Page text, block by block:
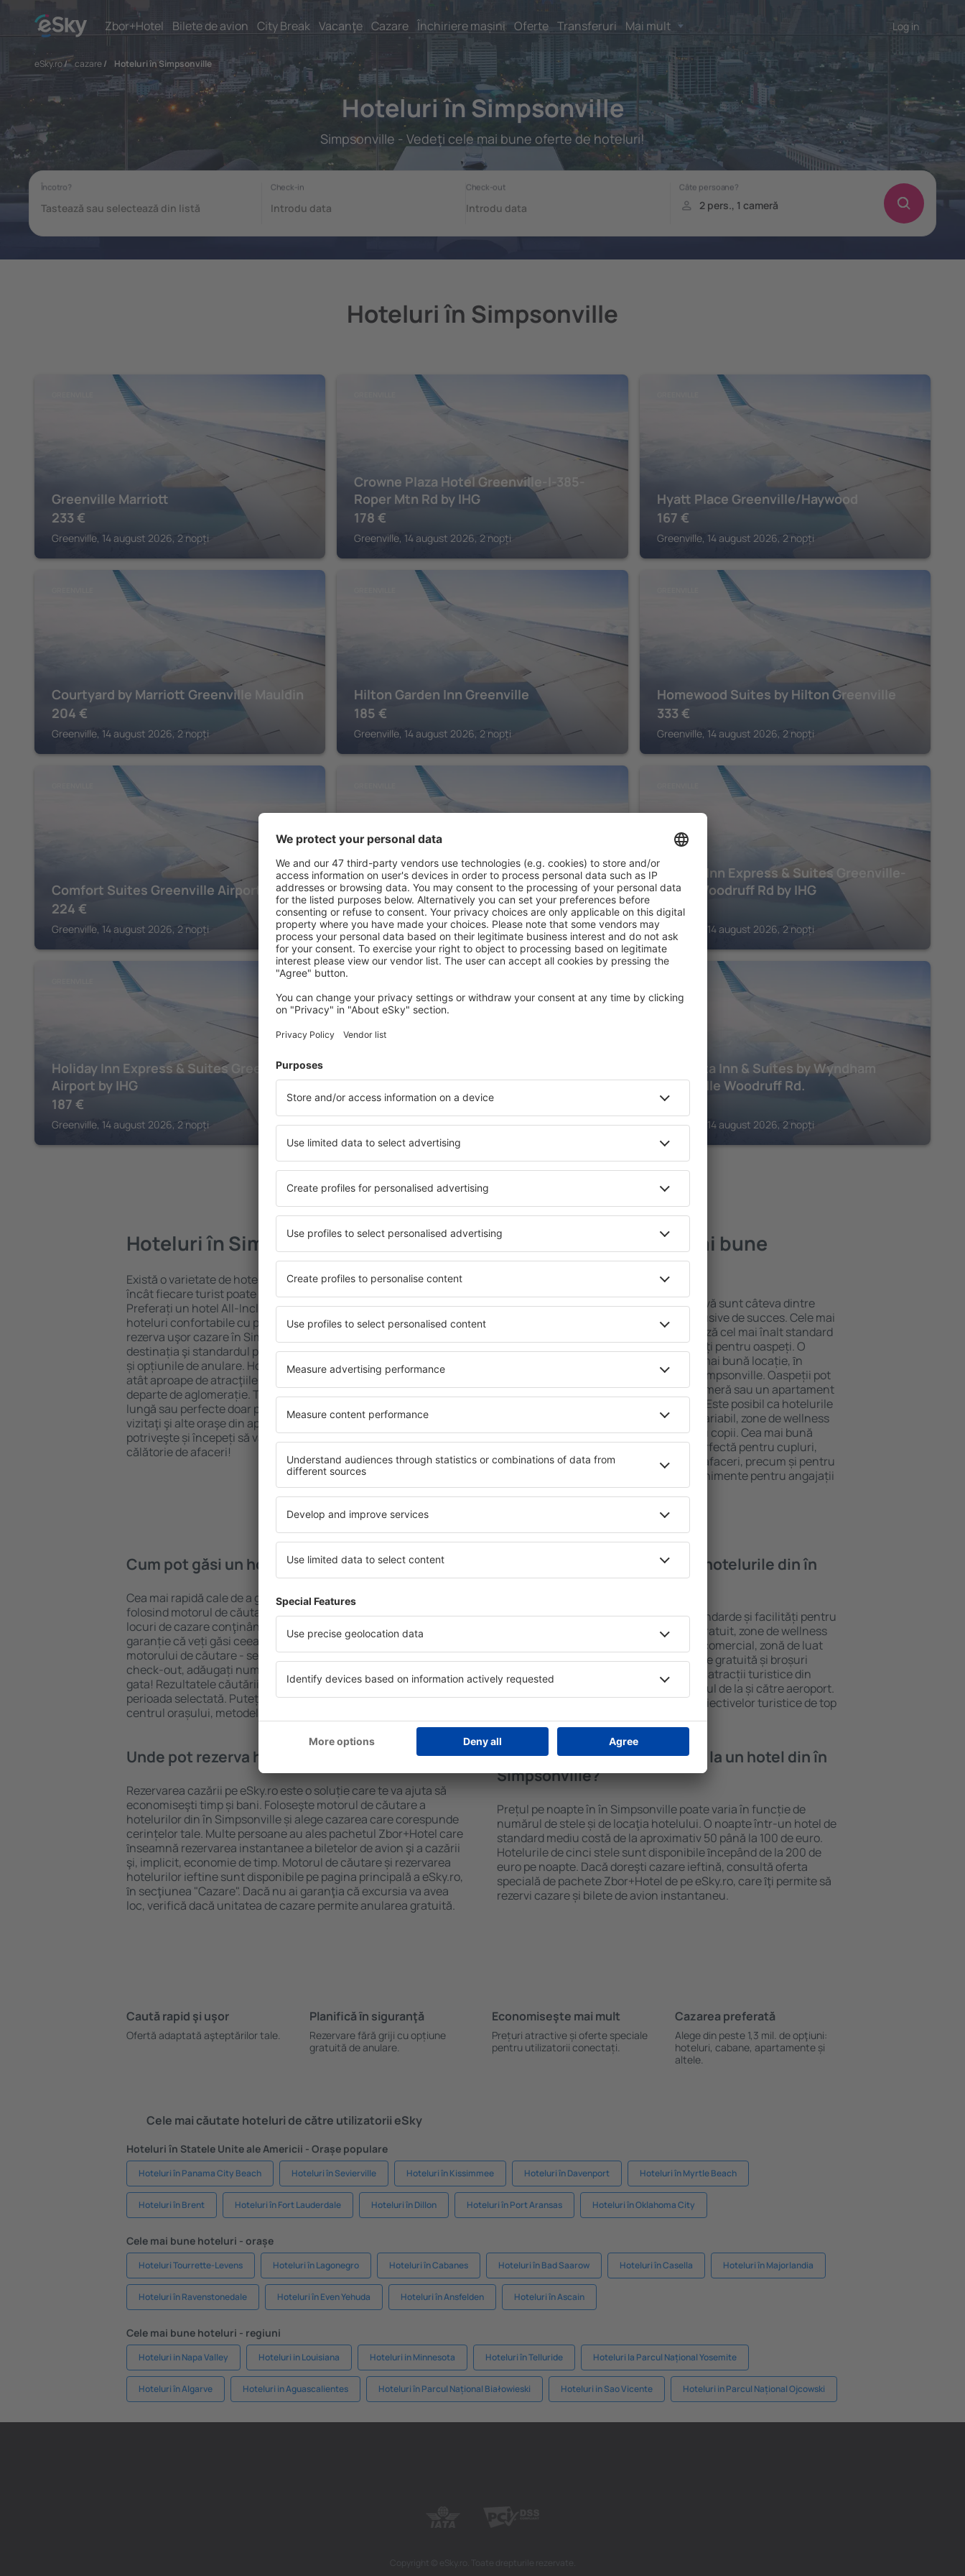
Zbor+Hotel Bilete de avion City Break Vacanţe Cazare Închiriere mașini Oferte Transferuri Mai mult Log in
eSky.ro/ cazare/ Hoteluri în Simpsonville
Hoteluri în Simpsonville
Simpsonville - Vedeţi cele mai bune oferte de hoteluri!
Hoteluri în Simpsonville
Greenville Marriott
233 €
Greenville, 14 august 2026, 2 nopți
Crowne Plaza Hotel Greenville-I-385-
Roper Mtn Rd by IHG
178 €
Greenville, 14 august 2026, 2 nopți
Hyatt Place Greenville/Haywood
167 €
Greenville, 14 august 2026, 2 nopți
Courtyard by Marriott Greenville Mauldin
204 €
Greenville, 14 august 2026, 2 nopți
Hilton Garden Inn Greenville
185 €
Greenville, 14 august 2026, 2 nopți
Homewood Suites by Hilton Greenville
333 €
Greenville, 14 august 2026, 2 nopți
Comfort Suites Greenville Airport
224 €
Greenville, 14 august 2026, 2 nopți
Hampton Inn Greenville I-385 - Woodruff
Rd.
189€
Greenville, 14 august 2026, 2 nopți
Holiday Inn Express & Suites Greenville-
I-85 & Woodruff Rd by IHG
237€
Greenville, 14 august 2026, 2 nopți
Holiday Inn Express & Suites Greenville
Airport by IHG
187 €
Greenville, 14 august 2026, 2 nopți
Greenville Woodruff Rd
154€
Greenville, 14 august 2026, 2 nopți
La Quinta Inn & Suites by Wyndham
Greenville Woodruff Rd.
201
Greenville, 14 august 2026, 2 nopți
Vedeți mai multe hoteluri în Simpsonville
Hoteluri în Simpsonville
Există o varietate de hoteluri disponibile în Simpsonville, astfel
încât fiecare turist poate găsi cazare potrivită nevoilor sale.
Preferați un hotel All-Inclusive cu standarde ȋnalte sau preferați
hoteluri confortabile cu preţuri mici? Cu ajutorul nostru puteți
rezerva uşor cazare în Simpsonville} pentru orice buget! Selectați
destinația şi standardul pentru hotel, verificați metodele de plată
și opțiunile de anulare. Hotelurile în Simpsonville sunt situate
atât aproape de atracţiile turistice populare, cât și puțin mai
departe de aglomerație. Toate sunt disponibile pentru o vacanță
lungă sau perfecte doar pentru o noapte atunci când doriţi să
vizitaţi şi alte oraşe din apropiere. Alegeți hotelul care vi se
potriveşte și începeți să vă faceți bagajele pentru o vacanţă sau
călătorie de afaceri!
Simpsonville – cele mai bune
hoteluri
O varietate de servicii și o locație atractivă sunt câteva dintre
elementele cheie ale unui hotel All-Inclusive de succes. Cele mai
bune hoteluri din Simpsonville garantează cel mai înalt standard
pentru servicii și o gamă largă de facilități pentru oaspeți. O
cazare cu standarde ridicate oferă cea mai bună locație, ȋn
apropiere de principalele distracţii din Simpsonville. Oaspeții pot
folosi parcarea gratuită și pot alege o cameră sau un apartament
care să corespundă perfect nevoilor lor. Este posibil ca hotelurile
cu standarde ȋnalte să ofere un meniu variabil, zone de wellness
precum spa și fitness, și activități pentru copii. Cea mai bună
cazare în Simpsonville este o alegere perfectă pentru cupluri,
familii și persoane aflate în călătorie de afaceri, precum și pentru
companii care doresc să organizeze evenimente pentru angajații
lor.
Cum pot găsi un hotel în Simpsonville?
Cea mai rapidă cale de a găsi un hotel în Simpsonville este
folosind motorul de căutare cazare eSky. Baza mare de date cu
locuri de cazare conţinând o gamă largă de opţiuni este o
garanție că veți găsi ceea ce căutați. Completați câmpurile
motorului de căutare - selectați locul, alegeți data de check-in și
check-out, adăugați numărul de oaspeți, numărul de camere şi
gata! Rezultatele căutării vă vor arăta cazarea disponibilă ȋn
perioada selectată. Puteți verifica uşor distanța de la hotel ȋn
centrul orașului, metodele de plată și clasificarea hotelului.
Ce fel de facilităţi voi găsi ȋn hotelurile din în
Simpsonville?
Hotelurile în Simpsonville au diferite standarde și facilități pentru
oaspeți. Cele mai frecvente sunt Wi-Fi gratuit, zone de wellness
cu SPA, mini bar/seif în cameră, centru comercial, zonă de luat
masa, zonă de joacă pentru copii, parcare gratuită și broșuri
informative despre cele mai interesante atracții turistice din
zonă. Unele proprietăți includ și transferul de la și către aeroport.
Uneori, acestea încurajează vizitarea obiectivelor turistice de top
în Simpsonville.
Unde pot rezerva hoteluri ȋn în Simpsonville?
Rezervarea cazării pe eSky.ro este o soluție care te va ajuta să
economiseşti timp și bani. Foloseşte motorul de căutare a
hotelurilor din în Simpsonville și alege cazarea care corespunde
cerințelor tale. Multe persoane au ales pachetul Zbor+Hotel care
ȋnseamnă rezervarea instantanee a biletelor de avion şi a cazării
şi, implicit, economie de timp. Motorul de căutare și rezervarea
hotelurilor ieftine sunt disponibile pe pagina principală a eSky.ro,
ȋn secţiunea "Cazare". Dacă nu ai garanţia că excursia va avea
loc, verifică dacă unitatea de cazare permite anularea gratuită.
Cât costă o noapte de cazare la un hotel din în
Simpsonville?
Prețul pe noapte în în Simpsonville poate varia în funcție de
numărul de stele și de locaţia hotelului. O noapte într-un hotel de
standard mediu costă de la aproximativ 50 până la 100 de euro.
Hotelurile de cinci stele sunt disponibile ȋncepând de la 200 de
euro pe noapte. Dacă doreşti cazare ieftină, consultă oferta
specială de pachete Zbor+Hotel de pe eSky.ro, care ȋţi permite să
rezervi cazare și bilete de avion instantaneu.
Caută rapid şi uşor
Ofertă adaptată aşteptărilor tale.
Planifică ȋn siguranţă
Rezervare fără griji cu opțiune
gratuită de anulare.
Economiseşte mai mult
Prețuri atractive și oferte speciale
pentru utilizatorii conectați.
Cazarea preferată
Alege din peste 1,3 mil. de opţiuni:
hoteluri, cabane, apartamente și
altele.
Cele mai căutate hoteluri de către utilizatorii eSky
Hoteluri în Statele Unite ale Americii - Orașe populare
Hoteluri în Panama City Beach Hoteluri în Sevierville Hoteluri în Kissimmee Hoteluri în Davenport Hoteluri în Myrtle Beach
Hoteluri în Brent Hoteluri în Fort Lauderdale Hoteluri în Dillon Hoteluri în Port Aransas Hoteluri în Oklahoma City
Cele mai bune hoteluri - orașe
Hoteluri Tourrette-Levens Hoteluri în Lagonegro Hoteluri în Cabanes Hoteluri în Bad Saarow Hoteluri în Casella Hoteluri în Majorlandia
Hoteluri în Ravenstonedale Hoteluri în Even Yehuda Hoteluri în Ansfelden Hoteluri în Ascain
Cele mai bune hoteluri - regiuni
Hoteluri in Napa Valley Hoteluri in Louisiana Hoteluri in Minnesota Hoteluri în Telluride Hoteluri la Parcul Național Yosemite
Hoteluri în Algarve Hoteluri in Aguascalientes Hoteluri în Parcul Național Białowieski Hoteluri in Sao Vicente Hoteluri in Parcul Național Ojcowski
Copyright © eSky.ro. Toate drepturile rezervate.